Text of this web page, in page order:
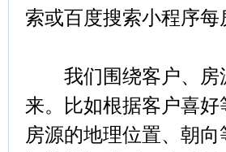
索或百度搜索小程序
我们围绕客户、房
来。比如根据客户喜
房源的地理位置、朝